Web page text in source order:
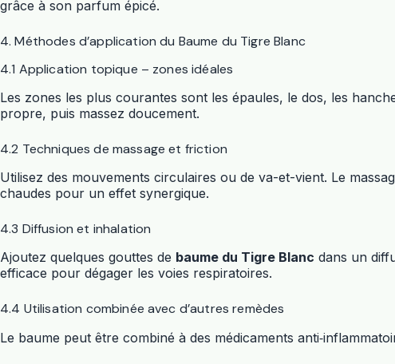
grâce à son parfum épicé.
4. Méthodes d’application du Baume du Tigre Blanc
4.1 Application topique – zones idéales
Les zones les plus courantes sont les épaules, le dos, les
propre, puis massez doucement.
4.2 Techniques de massage et friction
Utilisez des mouvements circulaires ou de va-et-vient. Le
chaudes pour un effet synergique.
4.3 Diffusion et inhalation
Ajoutez quelques gouttes de baume du Tigre Blanc dans un
efficace pour dégager les voies respiratoires.
4.4 Utilisation combinée avec d’autres remèdes
Le baume peut être combiné à des médicaments